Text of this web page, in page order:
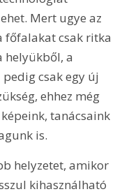
Mert ugye az
főfalakat csak ritka
helyükből, a
csak egy új
ehhez még
tanácsaink
is.
helyzetet, amikor
kihasználható